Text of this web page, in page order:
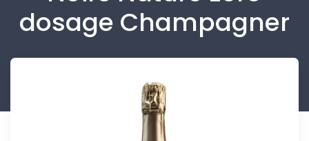
dosage Champagner